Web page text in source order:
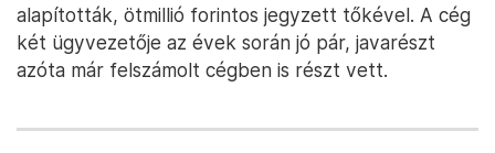
alapították, ötmillió forintos jegyzett tőkével. A cég
két ügyvezetője az évek során jó pár, javarészt
azóta már felszámolt cégben is részt vett.